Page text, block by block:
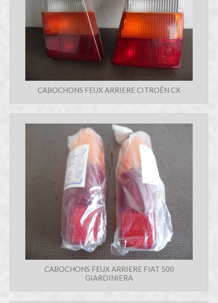
CABOCHONS FEUX ARRIERE CITROËN CX
CABOCHONS FEUX ARRIERE FIAT 500
GIARDINIERA